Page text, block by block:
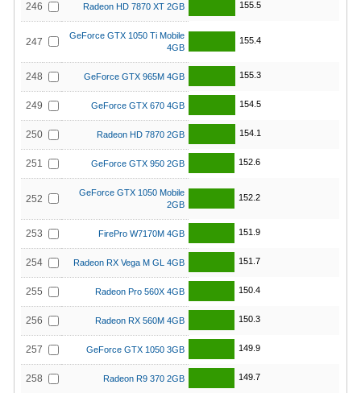
246 Radeon HD 7870 XT 2GB 155.5
247
GeForce GTX 1050 Ti Mobile
4GB
155.4
248 GeForce GTX 965M 4GB 155.3
249 GeForce GTX 670 4GB 154.5
250 Radeon HD 7870 2GB 154.1
251 GeForce GTX 950 2GB 152.6
252
GeForce GTX 1050 Mobile
2GB
152.2
253 FirePro W7170M 4GB 151.9
254 Radeon RX Vega M GL 4GB 151.7
255 Radeon Pro 560X 4GB 150.4
256 Radeon RX 560M 4GB 150.3
257 GeForce GTX 1050 3GB 149.9
258 Radeon R9 370 2GB 149.7